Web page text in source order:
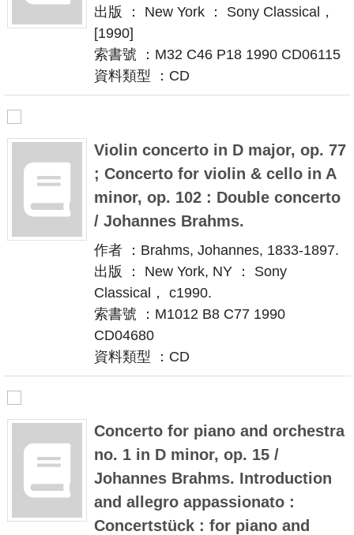
出版 ： New York ： Sony Classical，
[1990]
索書號 ：M32 C46 P18 1990 CD06115
資料類型 ：CD
Violin concerto in D major, op. 77
; Concerto for violin & cello in A
minor, op. 102 : Double concerto
/ Johannes Brahms.
作者 ：Brahms, Johannes, 1833-1897.
出版 ： New York, NY ： Sony
Classical， c1990.
索書號 ：M1012 B8 C77 1990
CD04680
資料類型 ：CD
Concerto for piano and orchestra
no. 1 in D minor, op. 15 /
Johannes Brahms. Introduction
and allegro appassionato :
Concertstück : for piano and